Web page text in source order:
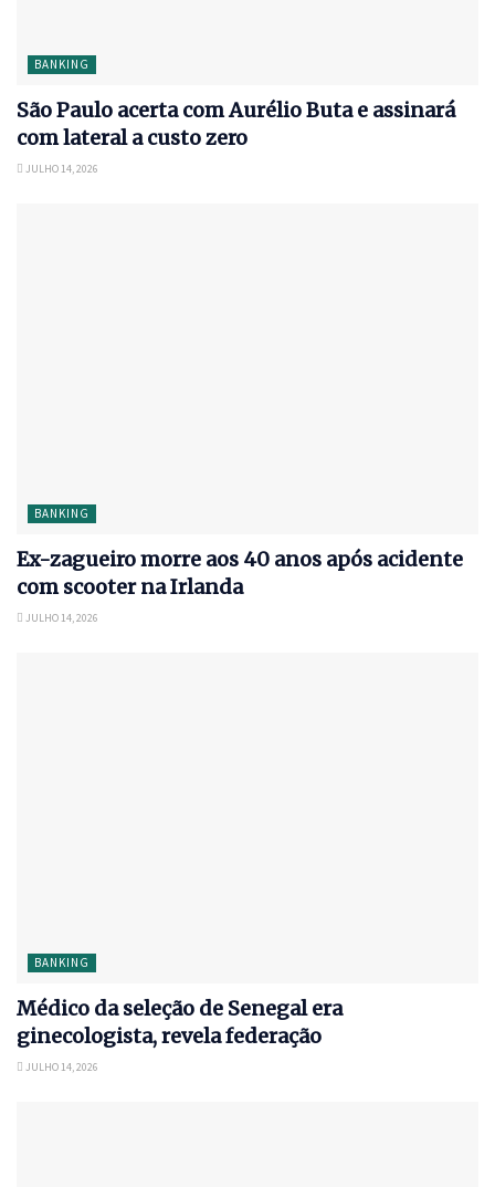
BANKING
São Paulo acerta com Aurélio Buta e assinará
com lateral a custo zero
JULHO 14, 2026
BANKING
Ex-zagueiro morre aos 40 anos após acidente
com scooter na Irlanda
JULHO 14, 2026
BANKING
Médico da seleção de Senegal era
ginecologista, revela federação
JULHO 14, 2026